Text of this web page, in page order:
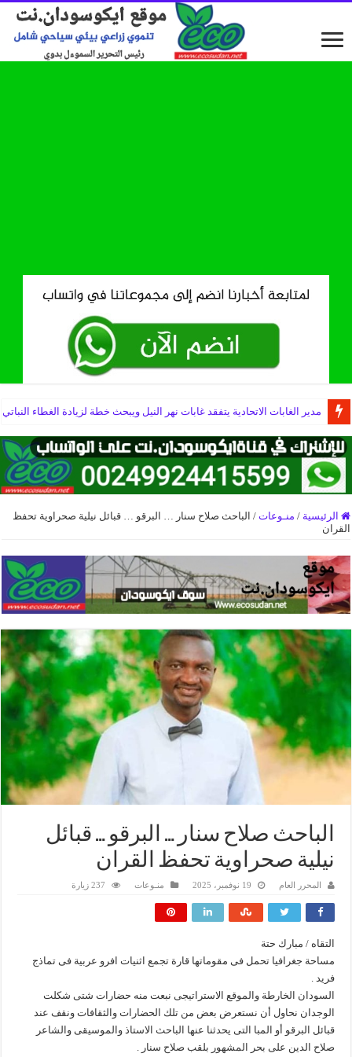
مدير الغابات الاتحادية يتفقد غابات نهر النيل ويبحث خطة لزيادة الغطاء النباتي
الرئيسية / منـوعات / الباحث صلاح سنار … البرقو … قبائل نيلية صحراوية تحفظ
القران
الباحث صلاح سنار … البرقو … قبائل
نيلية صحراوية تحفظ القران
المحرر العام 19 نوفمبر، 2025 منـوعات 237 زيارة
التقاه / مبارك حتة
مساحة جغرافيا تحمل فى مقوماتها قارة تجمع اثنيات افرو عربية فى تماذج
فريد .
السودان الخارطة والموقع الاستراتيجى نبعت منه حضارات شتى شكلت
الوجدان نحاول أن نستعرض بعض من تلك الحضارات والثقافات ونقف عند
قبائل البرقو أو المبا التى يحدثنا عنها الباحث الاستاذ والموسيقى والشاعر
صلاح الدين على بحر المشهور بلقب صلاح سنار .